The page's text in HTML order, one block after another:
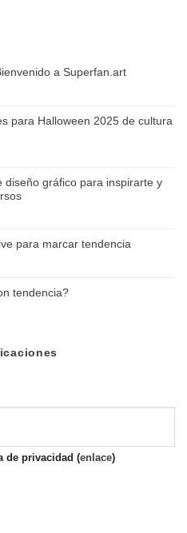
a Superfan.art
para Halloween 2025 de cultura
diseño gráfico para inspirarte y
para marcar tendencia
tendencia?
de privacidad (enlace)